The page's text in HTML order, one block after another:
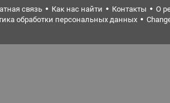
связь Как нас найти Контакты О
обработки персональных данных